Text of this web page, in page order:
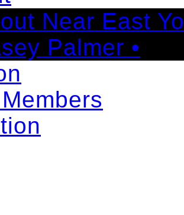
Near East
Palmer •